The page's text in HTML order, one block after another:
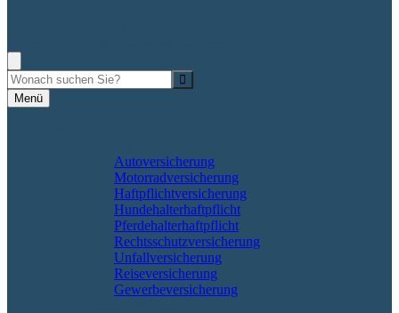
Menü
Autoversicherung
Motorradversicherung
Haftpflichtversicherung
Hundehalterhaftpflicht
Pferdehalterhaftpflicht
Rechtsschutzversicherung
Unfallversicherung
Reiseversicherung
Gewerbeversicherung